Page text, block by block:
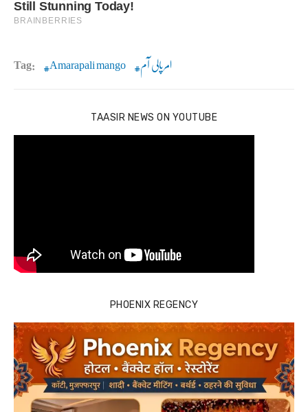
Tag: Amarapali mango امرپالی آم
TAASIR NEWS ON YOUTUBE
PHOENIX REGENCY